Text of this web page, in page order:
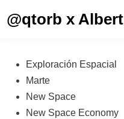
@qtorb x Albert
Publicado
en
Exploración Espacial
Marte
New Space
New Space Economy